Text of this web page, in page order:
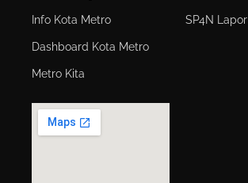
Info Kota Metro
Dashboard Kota Metro
Metro Kita
SP4N Lapor